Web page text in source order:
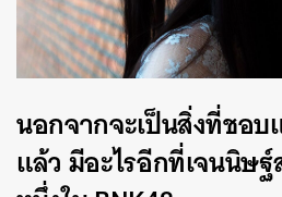
นอกจากจะเป็นสิ่งที่ชอ
แล้ว มีอะไรอีกที่เจนนิษ